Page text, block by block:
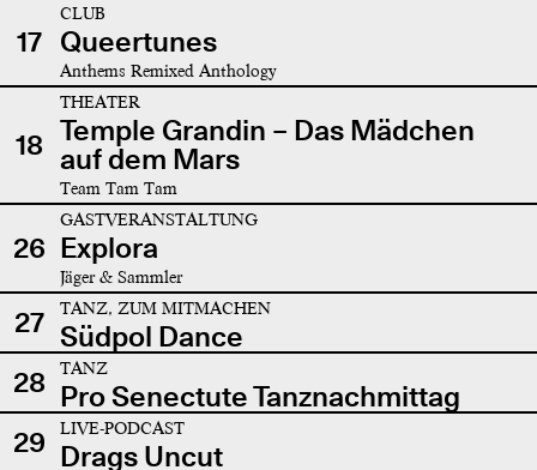
17
CLUB
Queertunes
Anthems Remixed Anthology
18
THEATER
Temple Grandin – Das Mädchen
auf dem Mars
Team Tam Tam
26
GASTVERANSTALTUNG
Explora
Jäger & Sammler
27 TANZ, ZUM MITMACHEN
Südpol Dance
28
TANZ
Pro Senectute Tanznachmittag
29
LIVE-PODCAST
Drags Uncut